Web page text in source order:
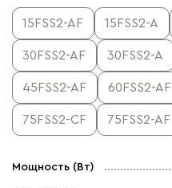
15FSS2-AF 15FSS2-A
30FSS2-AF 30FSS2-A
45FSS2-AF 60FSS2-AF
75FSS2-CF 75FSS2-AF
Мощность (Вт)